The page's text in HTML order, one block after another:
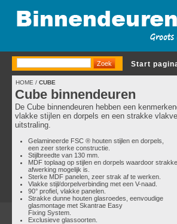
Start
HOME / CUBE
Cube binnendeuren
De Cube binnendeuren hebben een
vlakke stijlen en dorpels en een strakke
uitstraling.
Gelamineerde FSC ® houten stijlen en dorpels,
een zeer sterke constructie.
Stijlbreedte van 130 mm.
MDF toplaag op stijlen en dorpels waardoor strakke
afwerking mogelijk is.
Sterke MDF panelen, zeer strak af te werken.
Vlakke stijl/dorpelverbinding met een V-naad.
90° profiel, vlakke panelen.
Strakke dunne houten glasroedes, eenvoudige
glasmontage met Skantrae Easy
Fixing System.
Exclusieve glassoorten.